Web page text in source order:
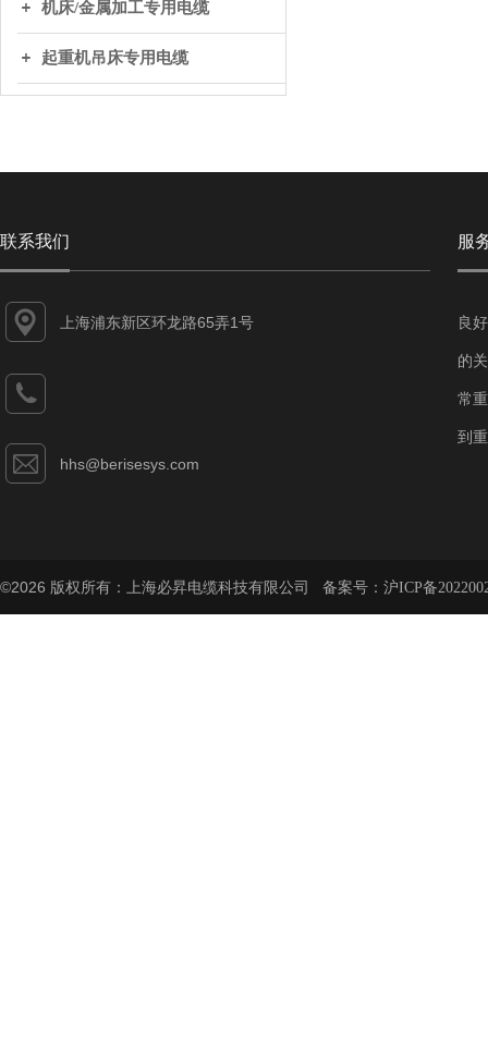
机床/金属加工专用电缆
起重机吊床专用电缆
联系我们
上海浦东新区环龙路65弄1号
hhs@berisesys.com
服
良
的
常
到
©2026 版权所有：上海必昇电缆科技有限公司 备案号： 沪ICP备